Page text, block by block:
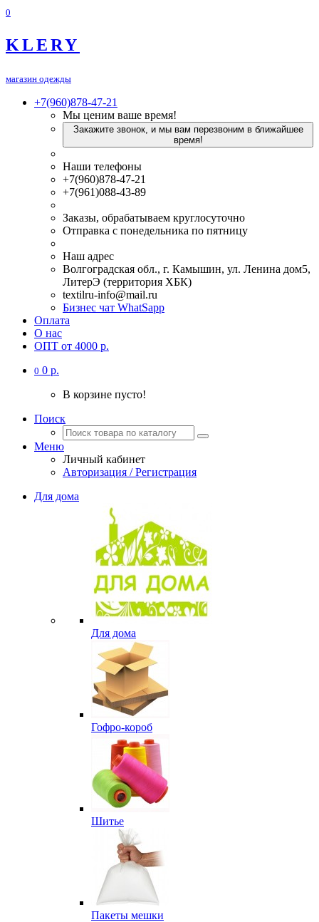
0
KLERY
магазин одежды
+7(960)878-47-21
Мы ценим ваше время!
Закажите звонок, и мы вам перезвоним в ближайшее
время!
Наши телефоны
+7(960)878-47-21
+7(961)088-43-89
Заказы, обрабатываем круглосуточно
Отправка с понедельника по пятницу
Наш адрес
Волгоградская обл., г. Камышин, ул. Ленина дом5,
ЛитерЭ (территория ХБК)
textilru-info@mail.ru
Бизнес чат WhatSapp
Оплата
О нас
ОПТ от 4000 р.
0 0 р.
В корзине пусто!
Поиск
Меню
Личный кабинет
Авторизация / Регистрация
Для дома
Для дома
Гофро-короб
Шитье
Пакеты мешки